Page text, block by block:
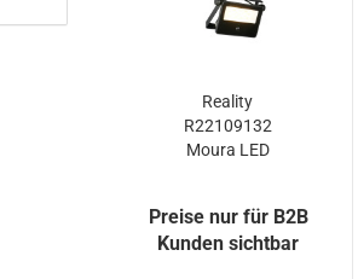
Reality
R22109132
Moura LED
IP54 CCT
einstellbare
Preise nur für B2B
Kunden sichtbar